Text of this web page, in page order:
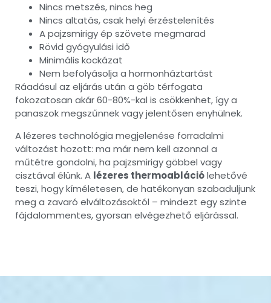
Nincs metszés, nincs heg
Nincs altatás, csak helyi érzéstelenítés
A pajzsmirigy ép szövete megmarad
Rövid gyógyulási idő
Minimális kockázat
Nem befolyásolja a hormonháztartást
Ráadásul az eljárás után a göb térfogata
fokozatosan akár 60-80%-kal is csökkenhet, így a
panaszok megszűnnek vagy jelentősen enyhülnek.
A lézeres technológia megjelenése forradalmi
változást hozott: ma már nem kell azonnal a
műtétre gondolni, ha pajzsmirigy göbbel vagy
cisztával élünk. A lézeres thermoablációlehetővé
teszi, hogy kíméletesen, de hatékonyan szabaduljunk
meg a zavaró elváltozásoktól – mindezt egy szinte
fájdalommentes, gyorsan elvégezhető eljárással.